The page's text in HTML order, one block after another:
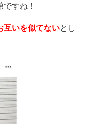
ですね！
互いを似てないとし